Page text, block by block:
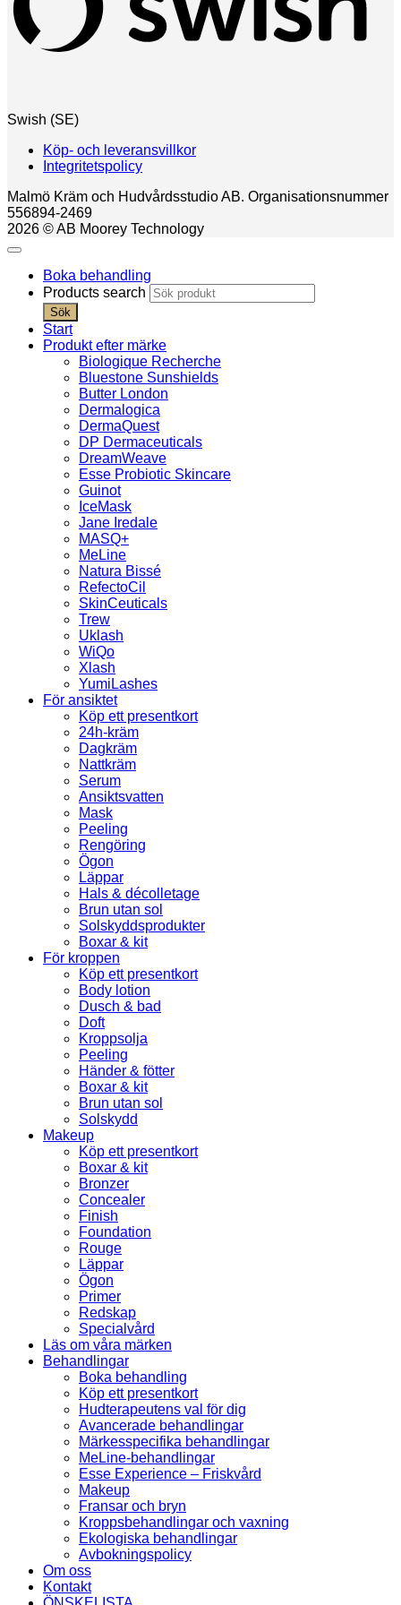
Swish (SE)
Köp- och leveransvillkor
Integritetspolicy
Malmö Kräm och Hudvårdsstudio AB. Organisationsnummer
556894-2469
2026 © AB Moorey Technology
Boka behandling
Products search
Sök
Start
Produkt efter märke
Biologique Recherche
Bluestone Sunshields
Butter London
Dermalogica
DermaQuest
DP Dermaceuticals
DreamWeave
Esse Probiotic Skincare
Guinot
IceMask
Jane Iredale
MASQ+
MeLine
Natura Bissé
RefectoCil
SkinCeuticals
Trew
Uklash
WiQo
Xlash
YumiLashes
För ansiktet
Köp ett presentkort
24h-kräm
Dagkräm
Nattkräm
Serum
Ansiktsvatten
Mask
Peeling
Rengöring
Ögon
Läppar
Hals & décolletage
Brun utan sol
Solskyddsprodukter
Boxar & kit
För kroppen
Köp ett presentkort
Body lotion
Dusch & bad
Doft
Kroppsolja
Peeling
Händer & fötter
Boxar & kit
Brun utan sol
Solskydd
Makeup
Köp ett presentkort
Boxar & kit
Bronzer
Concealer
Finish
Foundation
Rouge
Läppar
Ögon
Primer
Redskap
Specialvård
Läs om våra märken
Behandlingar
Boka behandling
Köp ett presentkort
Hudterapeutens val för dig
Avancerade behandlingar
Märkesspecifika behandlingar
MeLine-behandlingar
Esse Experience – Friskvård
Makeup
Fransar och bryn
Kroppsbehandlingar och vaxning
Ekologiska behandlingar
Avbokningspolicy
Om oss
Kontakt